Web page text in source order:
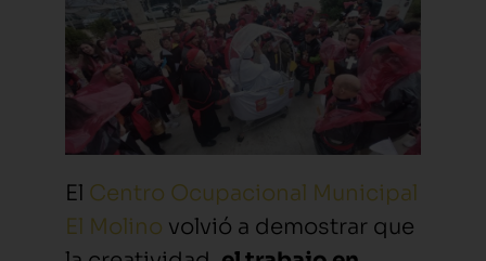
El Centro Ocupacional Municipal
El Molino volvió a demostrar que